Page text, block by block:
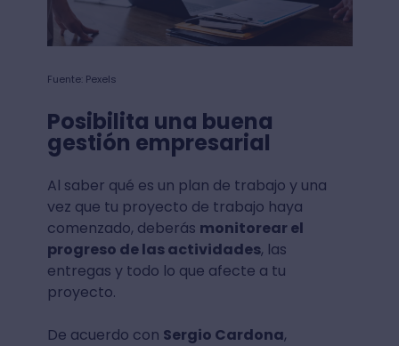
Fuente: Pexels
Posibilita una buena
gestión empresarial
Al saber qué es un plan de trabajo y una
vez que tu proyecto de trabajo haya
comenzado, deberás monitorear el
progreso de las actividades, las
entregas y todo lo que afecte a tu
proyecto.
De acuerdo con Sergio Cardona,